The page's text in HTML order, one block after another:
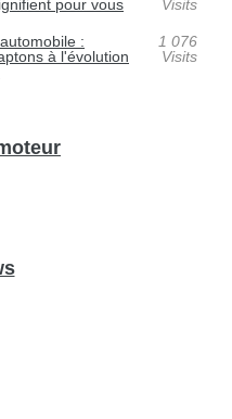
pour vous
Visits
:
à l'évolution
1 076
Visits